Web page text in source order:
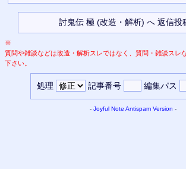
※
質問や雑談などは改造・解析スレではなく、質問・雑談スレ
下さい。
処理 記事番号 編集パス
- Joyful Note Antispam Version -